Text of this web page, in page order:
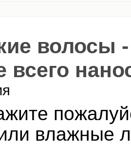
волосы
всего
влажные